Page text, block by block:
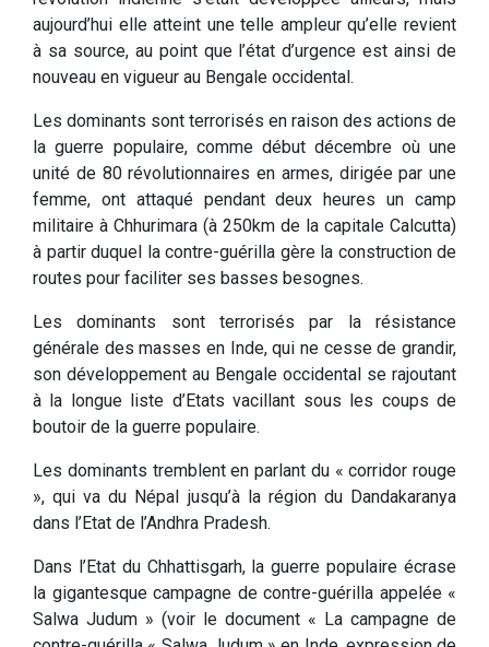
aujourd’hui elle atteint une telle ampleur qu’elle revient
à sa source, au point que l’état d’urgence est ainsi de
nouveau en vigueur au Bengale occidental.
Les dominants sont terrorisés en raison des actions de
la guerre populaire, comme début décembre où une
unité de 80 révolutionnaires en armes, dirigée par une
femme, ont attaqué pendant deux heures un camp
militaire à Chhurimara (à 250km de la capitale Calcutta)
à partir duquel la contre-guérilla gère la construction de
routes pour faciliter ses basses besognes.
Les dominants sont terrorisés par la résistance
générale des masses en Inde, qui ne cesse de grandir,
son développement au Bengale occidental se rajoutant
à la longue liste d’Etats vacillant sous les coups de
boutoir de la guerre populaire.
Les dominants tremblent en parlant du « corridor rouge
», qui va du Népal jusqu’à la région du Dandakaranya
dans l’Etat de l’Andhra Pradesh.
Dans l’Etat du Chhattisgarh, la guerre populaire écrase
la gigantesque campagne de contre-guérilla appelée «
Salwa Judum » (voir le document « La campagne de